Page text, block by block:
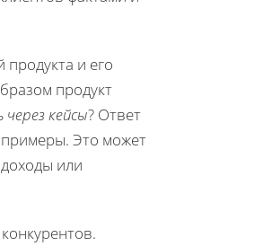
и его
продукт
кейсы? Ответ
примеры. Это может
или